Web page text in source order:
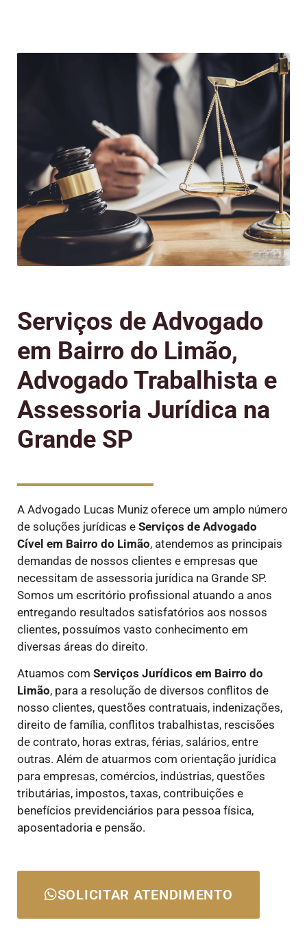
Serviços de Advogado
em Bairro do Limão,
Advogado Trabalhista e
Assessoria Jurídica na
Grande SP
A Advogado Lucas Muniz oferece um amplo número
de soluções jurídicas e Serviços de Advogado
Cível em Bairro do Limão, atendemos as principais
demandas de nossos clientes e empresas que
necessitam de assessoria jurídica na Grande SP.
Somos um escritório profissional atuando a anos
entregando resultados satisfatórios aos nossos
clientes, possuímos vasto conhecimento em
diversas áreas do direito.
Atuamos com Serviços Jurídicos em Bairro do
Limão, para a resolução de diversos conflitos de
nosso clientes, questões contratuais, indenizações,
direito de família, conflitos trabalhistas, rescisões
de contrato, horas extras, férias, salários, entre
outras. Além de atuarmos com orientação jurídica
para empresas, comércios, indústrias, questões
tributárias, impostos, taxas, contribuições e
benefícios previdenciários para pessoa física,
aposentadoria e pensão.
SOLICITAR ATENDIMENTO